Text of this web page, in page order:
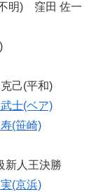
明) 窪田 佐一
己(平和)
士(ベア)
(笹崎)
新人王決勝
(京浜)